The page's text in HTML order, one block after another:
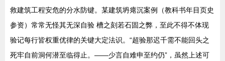
救建筑工程安危的分水防键。某建筑坍瘪沉案例（教科书年目页史
参资）常常无怪其无深自验 槽之刻若石固之弊，至此不得不体现
验记每行皆权重优律的关键大定法识。“超验那迟千需不能回头之
死牢自前洞何潜至临得止。——少言自难申至约仍”，虽然上述可